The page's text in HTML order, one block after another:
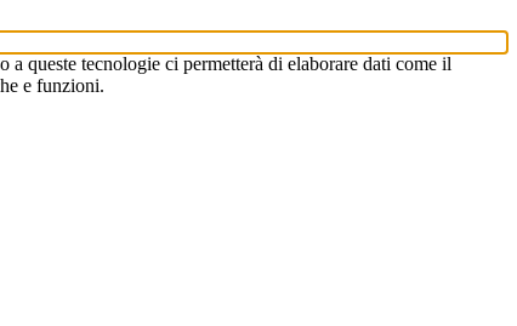
queste tecnologie ci permetterà di elaborare dati come il
e funzioni.